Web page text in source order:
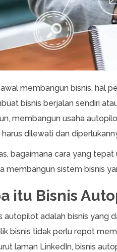
membangun bisnis, hal
bisnis berjalan sendiri
membangun usaha
harus dilewati dan
bagaimana cara yang
membangun sistem bisnis
itu Bisnis
autopilot adalah bisnis yang
bisnis tidak perlu repot
laman LinkedIn, bisnis